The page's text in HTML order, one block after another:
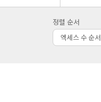
정렬 순서
엑세스 수 순서